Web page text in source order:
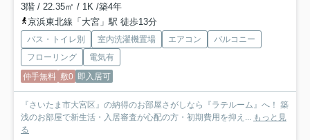
3階 / 22.35㎡ / 1K /築4年
京浜東北線「大宮」駅 徒歩13分
バス・トイレ別 室内洗濯機置場 エアコン
バルコニー
フローリング
電気有
仲手無料 敷0 即入居可
『さいたま市大宮区』の納得のお部屋さがしなら『ラテルーム』へ！ 築
浅のお部屋で新生活・入居審査が心配の方・初期費用を抑え... もっと見
る